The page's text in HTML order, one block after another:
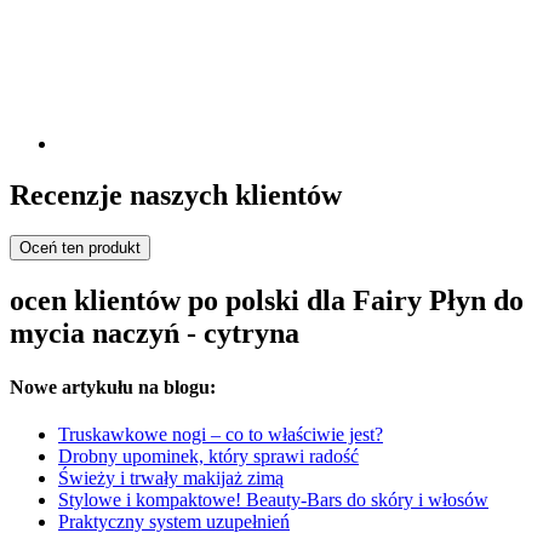
Recenzje naszych klientów
Oceń ten produkt
ocen klientów po polski dla Fairy Płyn do
mycia naczyń - cytryna
Nowe artykułu na blogu:
Truskawkowe nogi – co to właściwie jest?
Drobny upominek, który sprawi radość
Świeży i trwały makijaż zimą
Stylowe i kompaktowe! Beauty-Bars do skóry i włosów
Praktyczny system uzupełnień